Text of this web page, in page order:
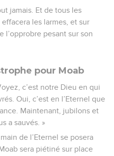
jamais. Et de tous les
les larmes, et sur
l’opprobre pesant sur son
pour Moab
c’est notre Dieu en qui
Oui, c’est en l’Eternel que
Maintenant, jubilons et
a sauvés. »
de l’Eternel se posera
sera piétiné sur place